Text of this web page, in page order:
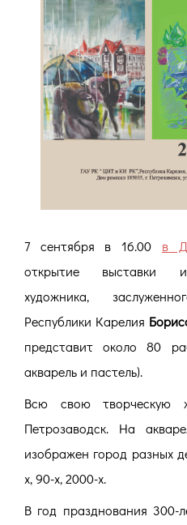
7 сентября в 16.00 в
открытие выставки
художника,
Республики Карелия
представит около 80
акварель и пастель).
Всю свою творческую
Петрозаводск. На
изображен город разных
х, 90-х, 2000-х.
В год празднования 300-